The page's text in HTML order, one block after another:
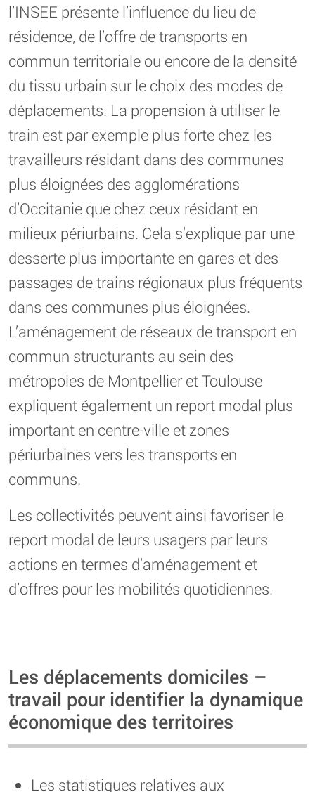
l’INSEE présente l’influence du lieu de
résidence, de l’offre de transports en
commun territoriale ou encore de la densité
du tissu urbain sur le choix des modes de
déplacements. La propension à utiliser le
train est par exemple plus forte chez les
travailleurs résidant dans des communes
plus éloignées des agglomérations
d’Occitanie que chez ceux résidant en
milieux périurbains. Cela s’explique par une
desserte plus importante en gares et des
passages de trains régionaux plus fréquents
dans ces communes plus éloignées.
L’aménagement de réseaux de transport en
commun structurants au sein des
métropoles de Montpellier et Toulouse
expliquent également un report modal plus
important en centre-ville et zones
périurbaines vers les transports en
communs.
Les collectivités peuvent ainsi favoriser le
report modal de leurs usagers par leurs
actions en termes d’aménagement et
d’offres pour les mobilités quotidiennes.
Les déplacements domiciles –
travail pour identifier la dynamique
économique des territoires
Les statistiques relatives aux